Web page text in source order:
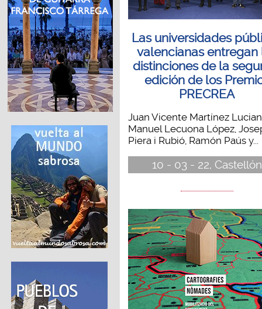
Las universidades
valencianas entregan
distinciones de la
edición de los
PRECREA
Juan Vicente Martínez
Manuel Lecuona López,
Piera i Rubió, Ramón Paús y...
10 - 03 - 22, Castellón